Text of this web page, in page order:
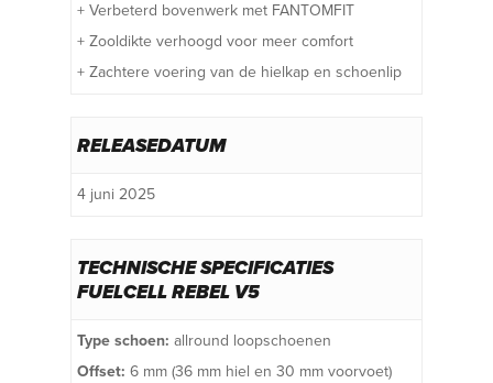
+ Verbeterd bovenwerk met FANTOMFIT
+ Zooldikte verhoogd voor meer comfort
+ Zachtere voering van de hielkap en schoenlip
RELEASEDATUM
4 juni 2025
TECHNISCHE SPECIFICATIES
FUELCELL REBEL V5
Type schoen: allround loopschoenen
Offset: 6 mm (36 mm hiel en 30 mm voorvoet)